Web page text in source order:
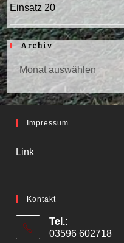
Einsatz 20
Archiv
Archiv
Monat auswählen
Impressum
Link
Kontakt
Tel.:
03596 602718